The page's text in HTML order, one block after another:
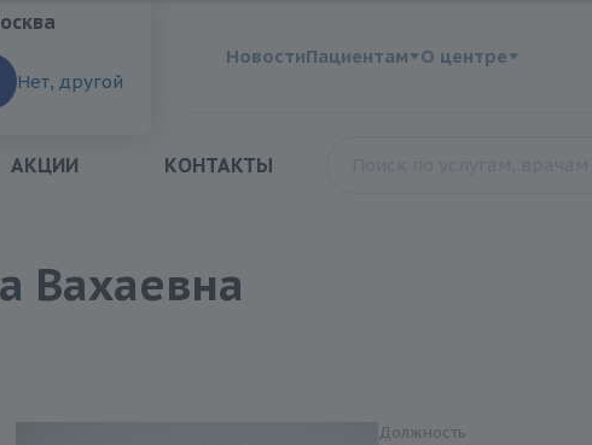
Москва
Нет, другой
НовостиПациентам О центре
АКЦИИ КОНТАКТЫ
Вахаевна
Должность